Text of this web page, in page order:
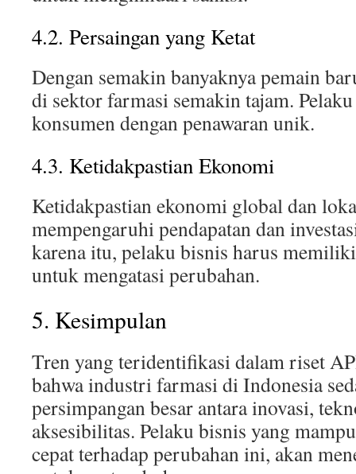
4.2. Persaingan yang Ketat
Dengan semakin banyaknya pemain
di sektor farmasi semakin tajam.
konsumen dengan penawaran unik.
4.3. Ketidakpastian Ekonomi
Ketidakpastian ekonomi global dan
mempengaruhi pendapatan dan
karena itu, pelaku bisnis harus
untuk mengatasi perubahan.
5. Kesimpulan
Tren yang teridentifikasi dalam riset
bahwa industri farmasi di Indonesia
persimpangan besar antara inovasi,
aksesibilitas. Pelaku bisnis yang
cepat terhadap perubahan ini, akan